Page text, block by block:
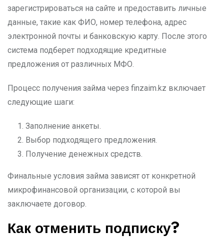
зарегистрироваться на сайте и предоставить личные
данные, такие как ФИО, номер телефона, адрес
электронной почты и банковскую карту. После этого
система подберет подходящие кредитные
предложения от различных МФО.
Процесс получения займа через finzaim.kz включает
следующие шаги:
Заполнение анкеты.
Выбор подходящего предложения.
Получение денежных средств.
Финальные условия займа зависят от конкретной
микрофинансовой организации, с которой вы
заключаете договор.
Как отменить подписку?